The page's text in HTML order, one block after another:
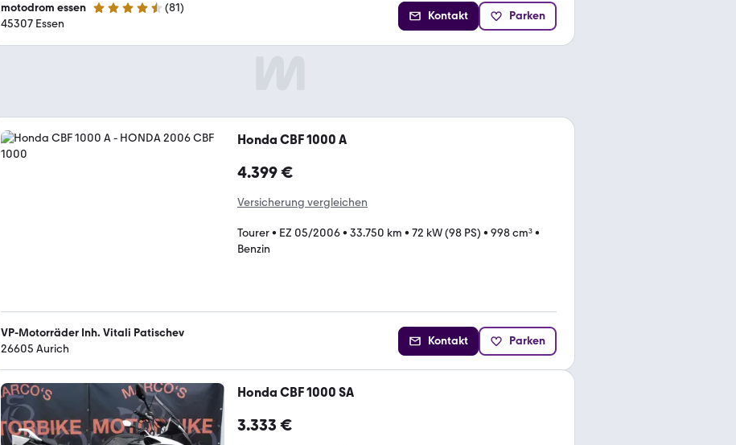
motodrom essen 4.6 Sterne (81)
45307 Essen
Kontakt Parken
Honda CBF 1000 A
4.399 €
Versicherung vergleichen
Tourer• EZ 05/2006• 33.750 km • 72 kW (98 PS) • 998 cm³•
Benzin
VP-Motorräder Inh. Vitali Patischev
26605 Aurich
Kontakt Parken
Honda CBF 1000 SA
3.333 €